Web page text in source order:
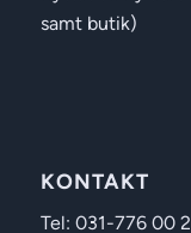
samt butik)
KONTAKT
Tel: 031-776 00